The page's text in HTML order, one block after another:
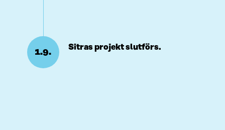
1.9. Sitras projekt slutförs.